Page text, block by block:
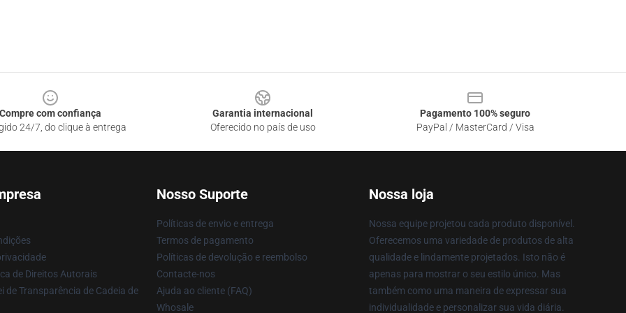
Compre com confiança
24/7, do clique à entrega
Garantia internacional
Oferecido no país de uso
Pagamento 100% seguro
PayPal / MasterCard / Visa
de Direitos Autorais
de Transparência de Cadeia de
Nosso Suporte
Políticas de envio e entrega
Termos de pagamento
Políticas de devolução e reembolso
Contacte-nos
Ajuda ao cliente (FAQ)
Whosale
Nossa loja
Nossa equipe projetou cada produto disponível.
Oferecemos uma variedade de produtos de alta
qualidade e lindamente projetados. Isto não é
apenas para mostrar o seu estilo único. Mas
também como uma maneira de expressar sua
individualidade e personalizar sua vida diária.